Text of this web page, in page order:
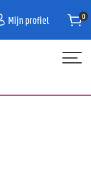
Mijn profiel